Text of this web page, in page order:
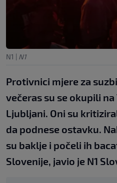
N1 | N1
Protivnici mjere za
večeras su se okupili
Ljubljani. Oni su
da podnese ostavku.
su baklje i počeli ih
Slovenije, javio je N1